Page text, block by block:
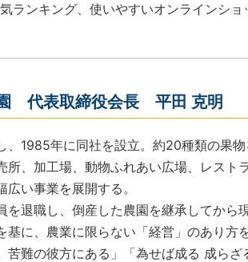
ランキング、使いやすいオンラインショ
代表取締役会長 平田 克明
、1985年に同社を設立。約20種類の果物
所、加工場、動物ふれあい広場、レスト
い事業を展開する。
を退職し、倒産した農園を継承してから
基に、農業に限らない「経営」のあり方を
苦難の彼方にある」「為せば成る 成らざ